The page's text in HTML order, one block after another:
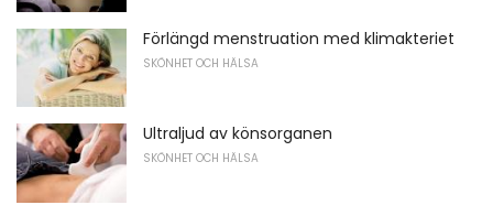
Förlängd menstruation med klimakteriet
SKÖNHET OCH HÄLSA
Ultraljud av könsorganen
SKÖNHET OCH HÄLSA